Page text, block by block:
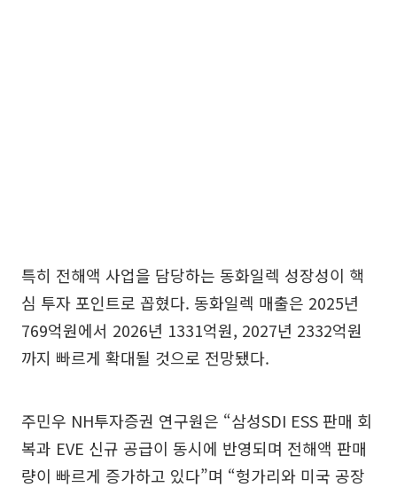
특히 전해액 사업을 담당하는 동화일렉 성장성이 핵
심 투자 포인트로 꼽혔다. 동화일렉 매출은 2025년
769억원에서 2026년 1331억원, 2027년 2332억원
까지 빠르게 확대될 것으로 전망됐다.
주민우 NH투자증권 연구원은 “삼성SDI ESS 판매 회
복과 EVE 신규 공급이 동시에 반영되며 전해액 판매
량이 빠르게 증가하고 있다”며 “헝가리와 미국 공장